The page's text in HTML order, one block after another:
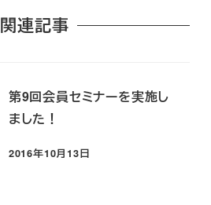
関連記事
第9回会員セミナーを実施し
ました！
投稿日
2016年10月13日